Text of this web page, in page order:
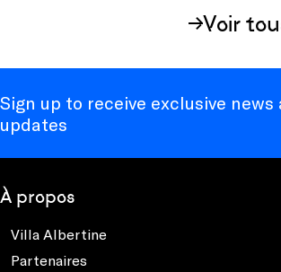
Voir
Sign up to receive exclusive news
updates
À propos
Villa Albertine
Partenaires